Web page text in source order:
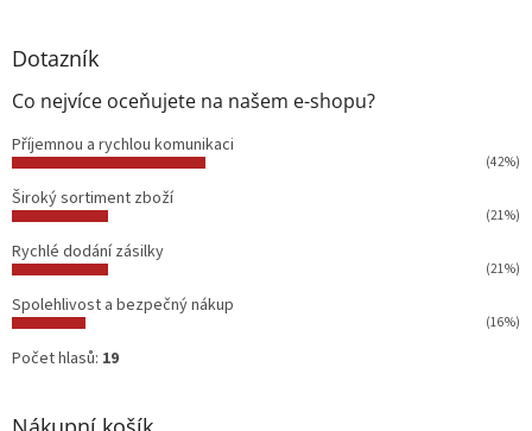
Dotazník
Co nejvíce oceňujete na našem e-shopu?
Příjemnou a rychlou komunikaci
(42%)
Široký sortiment zboží
(21%)
Rychlé dodání zásilky
(21%)
Spolehlivost a bezpečný nákup
(16%)
Počet hlasů: 19